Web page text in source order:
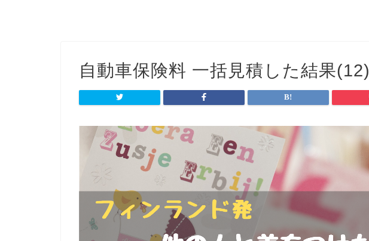
自動車保険料 一括見積した結果(12)